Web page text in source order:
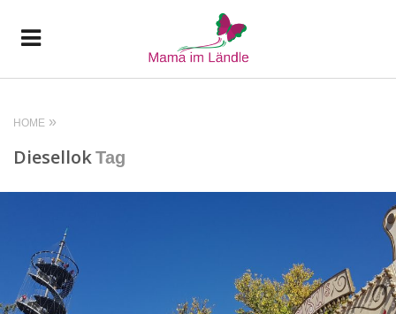
HOME
DiesellokTag